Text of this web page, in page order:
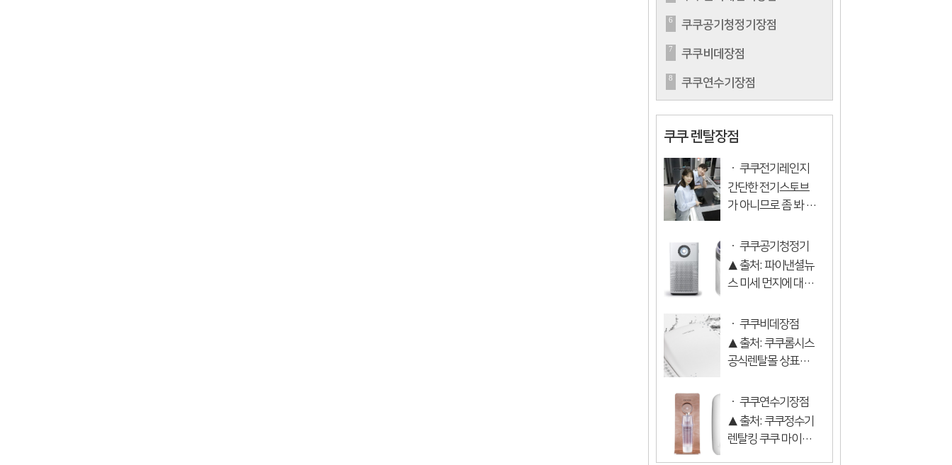
6 쿠쿠공기청정기장점
7 쿠쿠비데장점
8 쿠쿠연수기장점
쿠쿠 렌탈장점
쿠쿠전기레인지
장점
간단한 전기스토브
가 아니므로 좀 봐 봅
형 전기 레인지! 하이
라이트 유도를 함께
만들었습니다 쿠코
국의 혼합형 에코 레
인지 한국에서는 강
하게 가열할 ...
쿠쿠공기청정기
장점
▲ 출처: 파이낸셜뉴
스 미세 먼지에 대한
니다. 지금은 마스크
없이 외출합니다 공
기가 너무 난 그게 걱
소풍을 했습니다 나
는 점심을 먹고 달렸
습니다 지...
쿠쿠비데장점
▲ 출처: 쿠쿠롬시스
공식렌탈몰 상표별
습니다 코웨이의 가
장 유명한 와서 쿠코
에서 가장 유명한 영
쿠쿠연수기장점
▲ 출처: 쿠쿠정수기
렌탈킹 쿠쿠 마이크